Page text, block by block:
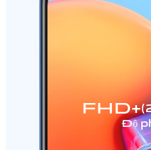
FHD+
Độ